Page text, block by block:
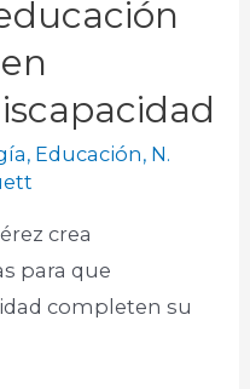
, Educación, N.
crea
para que
completen su